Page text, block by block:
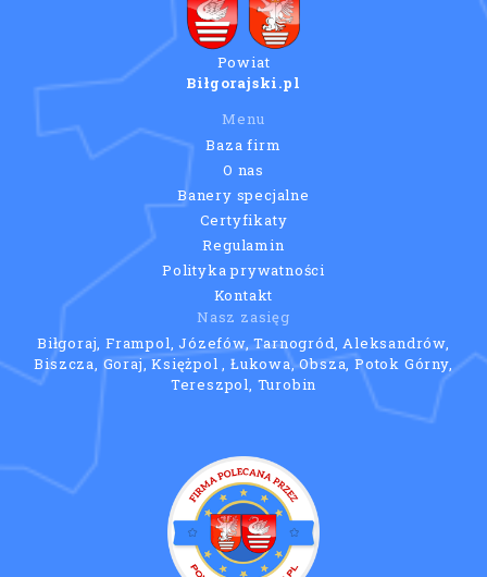
Powiat
Biłgorajski.pl
Menu
Baza firm
O nas
Banery specjalne
Certyfikaty
Regulamin
Polityka prywatności
Kontakt
Nasz zasięg
Biłgoraj, Frampol, Józefów, Tarnogród, Aleksandrów,
Biszcza, Goraj, Księżpol , Łukowa, Obsza, Potok Górny,
Tereszpol, Turobin